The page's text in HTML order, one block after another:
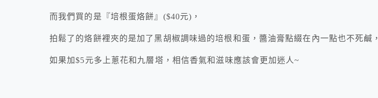
而我們買的是『培根蛋烙餅』($40元)，
拍鬆了的烙餅裡夾的是加了黑胡椒調味過的培根和蛋，醬油膏點綴在內一點也不死鹹，
如果加$5元多上蔥花和九層塔，相信香氣和滋味應該會更加迷人~